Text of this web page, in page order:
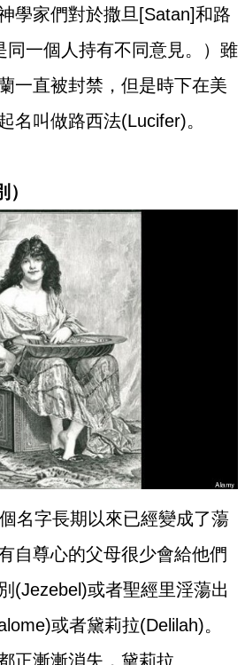
學家們對於撒旦[Satan]和路
同一個人持有不同意見。）雖
一直被封禁，但是時下在美
名叫做路西法(Lucifer)。
名字長期以來已經變成了蕩
自尊心的父母很少會給他們
(Jezebel)或者聖經里淫蕩出
或者黛莉拉(Delilah)。
正漸漸消失，黛莉拉